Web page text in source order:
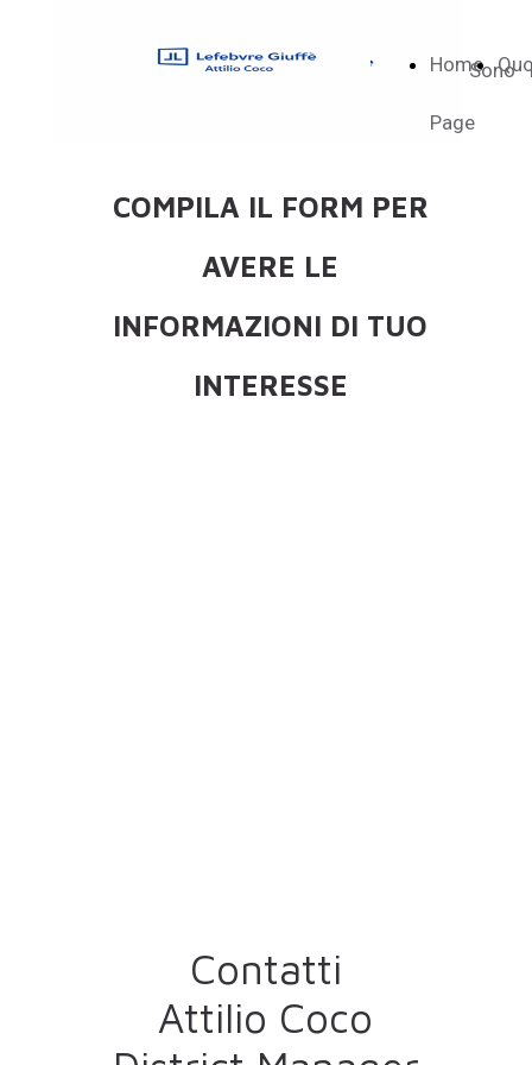
Page Sono
Home
Page
COMPILA IL FORM PER
AVERE LE
INFORMAZIONI DI TUO
INTERESSE
Contatti
Attilio Coco